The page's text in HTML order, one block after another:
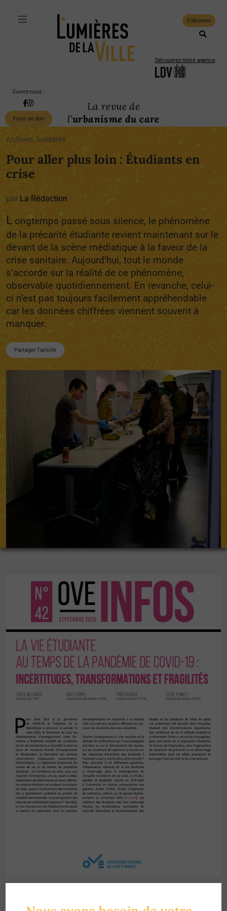
S'abonner
Découvrez notre agence
Suivez-nous :
Faire un don
La revue de
l'urbanisme du care
Archives, Solidarité
Pour aller plus loin : Étudiants en
crise
par La Rédaction
L ongtemps passé sous silence, le phénomène
de la précarité étudiante revient maintenant sur le
devant de la scène médiatique à la faveur de la
crise sanitaire. Aujourd’hui, tout le monde
s’accorde sur la réalité de ce phénomène,
observable quotidiennement. En revanche, celui-
ci n’est pas toujours facilement appréhendable
car les données chiffrées viennent souvent à
manquer.
Partager l'article